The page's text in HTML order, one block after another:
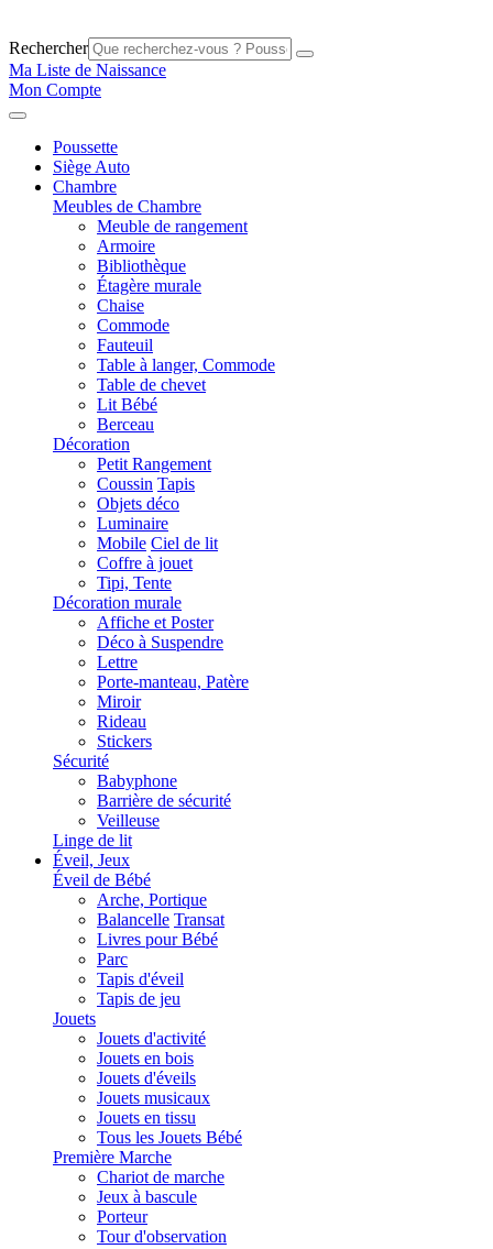
Rechercher
Ma Liste de Naissance
Mon Compte
Poussette
Siège Auto
Chambre
Meubles de Chambre
Meuble de rangement
Armoire
Bibliothèque
Étagère murale
Chaise
Commode
Fauteuil
Table à langer, Commode
Table de chevet
Lit Bébé
Berceau
Décoration
Petit Rangement
Coussin Tapis
Objets déco
Luminaire
Mobile Ciel de lit
Coffre à jouet
Tipi, Tente
Décoration murale
Affiche et Poster
Déco à Suspendre
Lettre
Porte-manteau, Patère
Miroir
Rideau
Stickers
Sécurité
Babyphone
Barrière de sécurité
Veilleuse
Linge de lit
Éveil, Jeux
Éveil de Bébé
Arche, Portique
Balancelle Transat
Livres pour Bébé
Parc
Tapis d'éveil
Tapis de jeu
Jouets
Jouets d'activité
Jouets en bois
Jouets d'éveils
Jouets musicaux
Jouets en tissu
Tous les Jouets Bébé
Première Marche
Chariot de marche
Jeux à bascule
Porteur
Tour d'observation